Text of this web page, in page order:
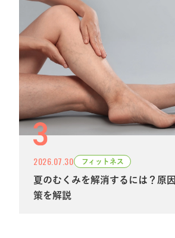
2026.07.30 フィットネス
夏のむくみを解消するには？原
策を解説